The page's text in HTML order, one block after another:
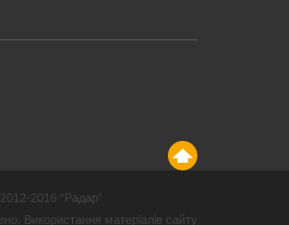
2016 “Радар”
Використання матеріалів сайту